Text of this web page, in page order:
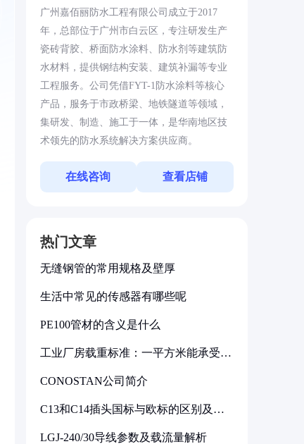
广州嘉佰丽防水工程有限公司成立于2017
年，总部位于广州市白云区，专注研发生产
瓷砖背胶、桥面防水涂料、防水剂等建筑防
水材料，提供钢结构安装、建筑补漏等专业
工程服务。公司凭借FYT-1防水涂料等核心
产品，服务于市政桥梁、地铁隧道等领域，
集研发、制造、施工于一体，是华南地区技
术领先的防水系统解决方案供应商。
在线咨询 查看店铺
热门文章
无缝钢管的常用规格及壁厚
生活中常见的传感器有哪些呢
PE100管材的含义是什么
工业厂房载重标准：一平方米能承受多
CONOSTAN公司简介
C13和C14插头国标与欧标的区别及其
LGJ-240/30导线参数及载流量解析